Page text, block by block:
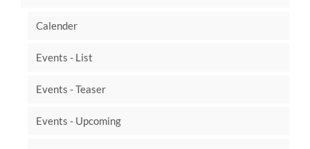
Calender
Events - List
Events - Teaser
Events - Upcoming